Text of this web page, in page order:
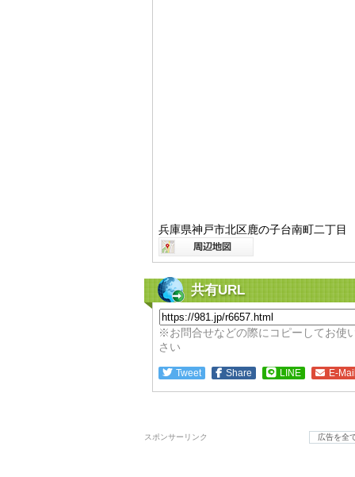
兵庫県神戸市北区鹿の子台南町二丁目
共有URL
※お問合せなどの際にコピーしてお使
さい
Tweet Share LINE E-
スポンサーリンク 広告を全